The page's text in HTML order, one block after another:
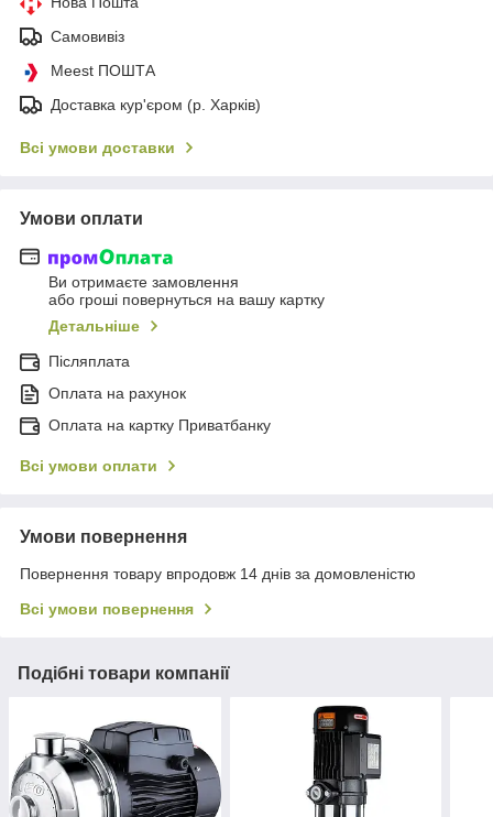
Самовивіз
Meest ПОШТА
Доставка кур'єром (р. Харків)
Всі умови доставки
Умови оплати
Ви отримаєте замовлення
або гроші повернуться на вашу картку
Детальніше
Післяплата
Оплата на рахунок
Оплата на картку Приватбанку
Всі умови оплати
Умови повернення
Повернення товару впродовж 14 днів за домовленістю
Всі умови повернення
Подібні товари компанії